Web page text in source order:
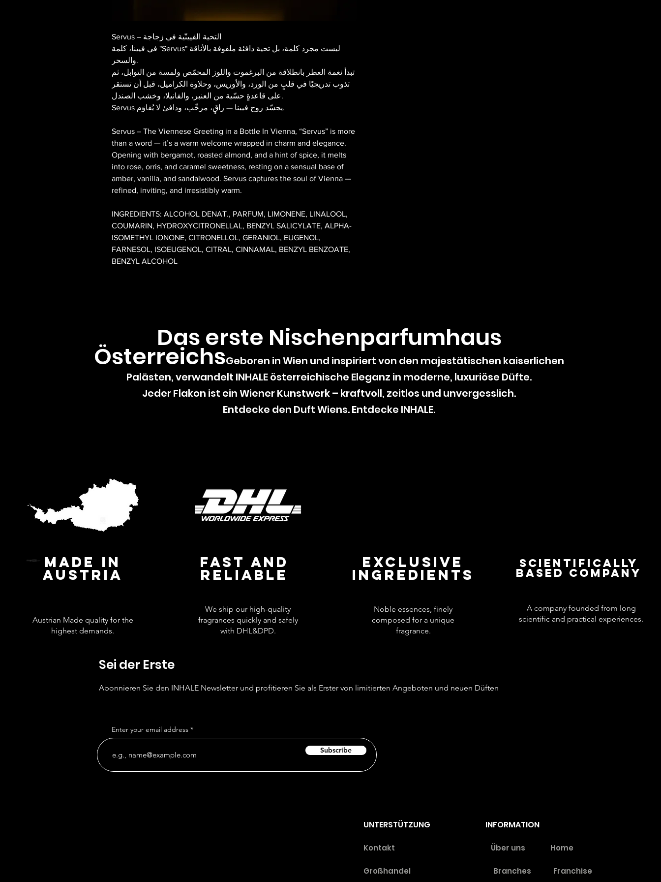
Servus – التحية الفيينّية في زجاجة
في فيينا، كلمة "Servus" ليست مجرد كلمة، بل تحية دافئة ملفوفة بالأناقة
والسحر.
تبدأ نغمة العطر بانطلاقة من البرغموت واللوز المحمّص ولمسة من التوابل، ثم
تذوب تدريجيًا في قلبٍ من الورد، والأوريس، وحلاوة الكراميل، قبل أن تستقر
على قاعدةٍ حسّية من العنبر، والفانيلا، وخشب الصندل.
Servus يجسّد روح فيينا — راقٍ، مرحِّب، ودافئ لا يُقاوَم.
Servus – The Viennese Greeting in a Bottle In Vienna, “Servus” is more
than a word — it’s a warm welcome wrapped in charm and elegance.
Opening with bergamot, roasted almond, and a hint of spice, it melts
into rose, orris, and caramel sweetness, resting on a sensual base of
amber, vanilla, and sandalwood. Servus captures the soul of Vienna —
refined, inviting, and irresistibly warm.
INGREDIENTS: ALCOHOL DENAT., PARFUM, LIMONENE, LINALOOL,
COUMARIN, HYDROXYCITRONELLAL, BENZYL SALICYLATE, ALPHA-
ISOMETHYL IONONE, CITRONELLOL, GERANIOL, EUGENOL,
FARNESOL, ISOEUGENOL, CITRAL, CINNAMAL, BENZYL BENZOATE,
BENZYL ALCOHOL
Das erste Nischenparfumhaus
ÖsterreichsGeboren in Wien und inspiriert von den majestätischen kaiserlichen
Palästen, verwandelt INHALE österreichische Eleganz in moderne, luxuriöse Düfte.
Jeder Flakon ist ein Wiener Kunstwerk – kraftvoll, zeitlos und unvergesslich.
Entdecke den Duft Wiens. Entdecke INHALE.
MADE IN
AUSTRIA
Austrian Made quality for the
highest demands.
FAST AND
RELIABLE
We ship our high-quality
fragrances quickly and safely
with DHL&DPD.
EXCLUSIVE
INGREDIENTS
Noble essences, finely
composed for a unique
fragrance.
Scientifically
based company
A company founded from long
scientific and practical experiences.
Sei der Erste
Abonnieren Sie den INHALE Newsletter und profitieren Sie als Erster von limitierten Angeboten und neuen Düften
Enter your email address
Subscribe
UNTERSTÜTZUNG INFORMATION
Kontakt Über uns Home
Großhandel Branches Franchise